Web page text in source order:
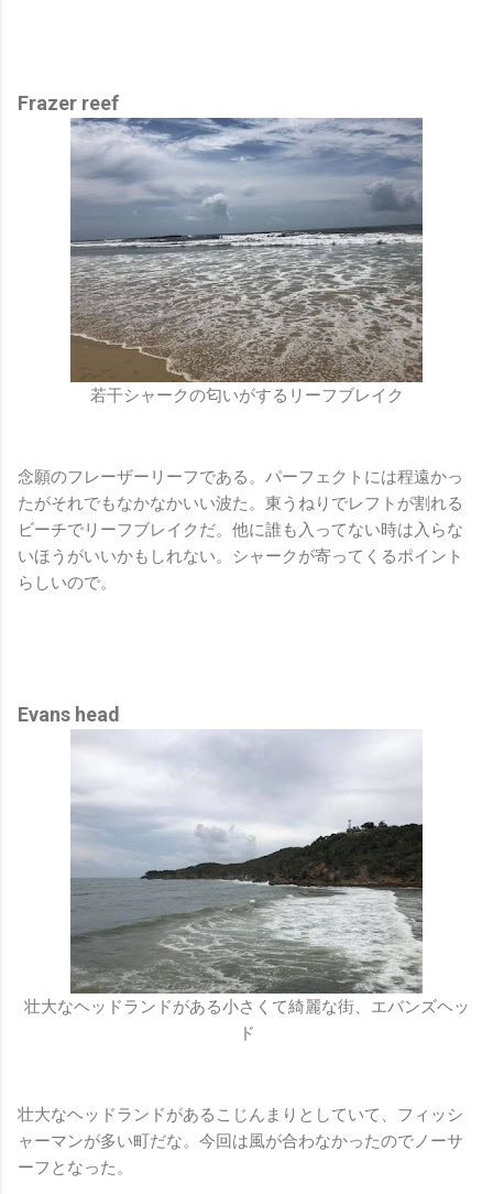
Frazer reef
若干シャークの匂いがするリーフブレイク
念願のフレーザーリーフである。パーフェクトには程遠かっ
たがそれでもなかなかいい波た。東うねりでレフトが割れる
ビーチでリーフブレイクだ。他に誰も入ってない時は入らな
いほうがいいかもしれない。シャークが寄ってくるポイント
らしいので。
Evans head
壮大なヘッドランドがある小さくて綺麗な街、エバンズヘッ
ド
壮大なヘッドランドがあるこじんまりとしていて、フィッシ
ャーマンが多い町だな。今回は風が合わなかったのでノーサ
ーフとなった。